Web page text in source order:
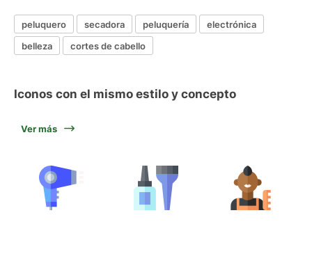
peluquero secadora peluquería
electrónica
belleza
cortes de cabello
Iconos con el mismo estilo y concepto
Ver más